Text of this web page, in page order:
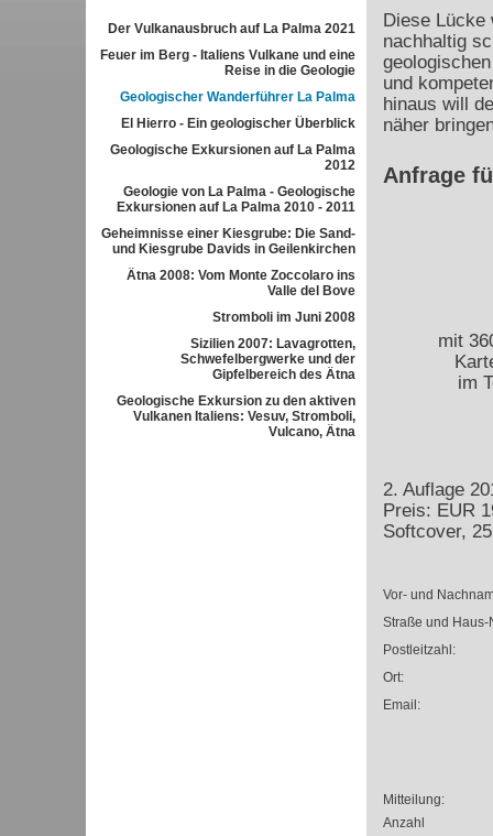
Der Vulkanausbruch auf La Palma 2021
Feuer im Berg - Italiens Vulkane und eine
Reise in die Geologie
Geologischer Wanderführer La Palma
El Hierro - Ein geologischer Überblick
Geologische Exkursionen auf La Palma
2012
Geologie von La Palma - Geologische
Exkursionen auf La Palma 2010 - 2011
Geheimnisse einer Kiesgrube: Die Sand-
und Kiesgrube Davids in Geilenkirchen
Ätna 2008: Vom Monte Zoccolaro ins
Valle del Bove
Stromboli im Juni 2008
Sizilien 2007: Lavagrotten,
Schwefelbergwerke und der
Gipfelbereich des Ätna
Geologische Exkursion zu den aktiven
Vulkanen Italiens: Vesuv, Stromboli,
Vulcano, Ätna
Diese Lücke
nachhaltig
und
hinaus will
näher
Anfrage
mit
im
2. Auflage
Preis: EUR
Softcover,
Vor- und
Straße und Haus-
Postleitzahl:
Ort:
Email:
Mitteilung:
Anzahl